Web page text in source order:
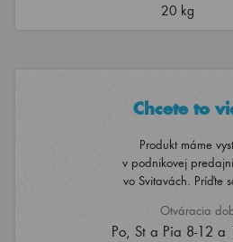
20 kg
Chcete to
Produkt máme
v podnikovej
vo Svitavách. Príďte
Otváracia
Po, St a Pia 8-12 a